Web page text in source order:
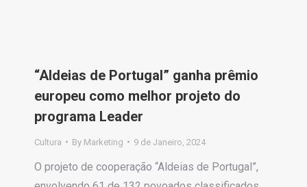
“Aldeias de Portugal” ganha prêmio
europeu como melhor projeto do
programa Leader
Cultura By Marketing 9 de Janeiro, 2024
O projeto de cooperação “Aldeias de Portugal”,